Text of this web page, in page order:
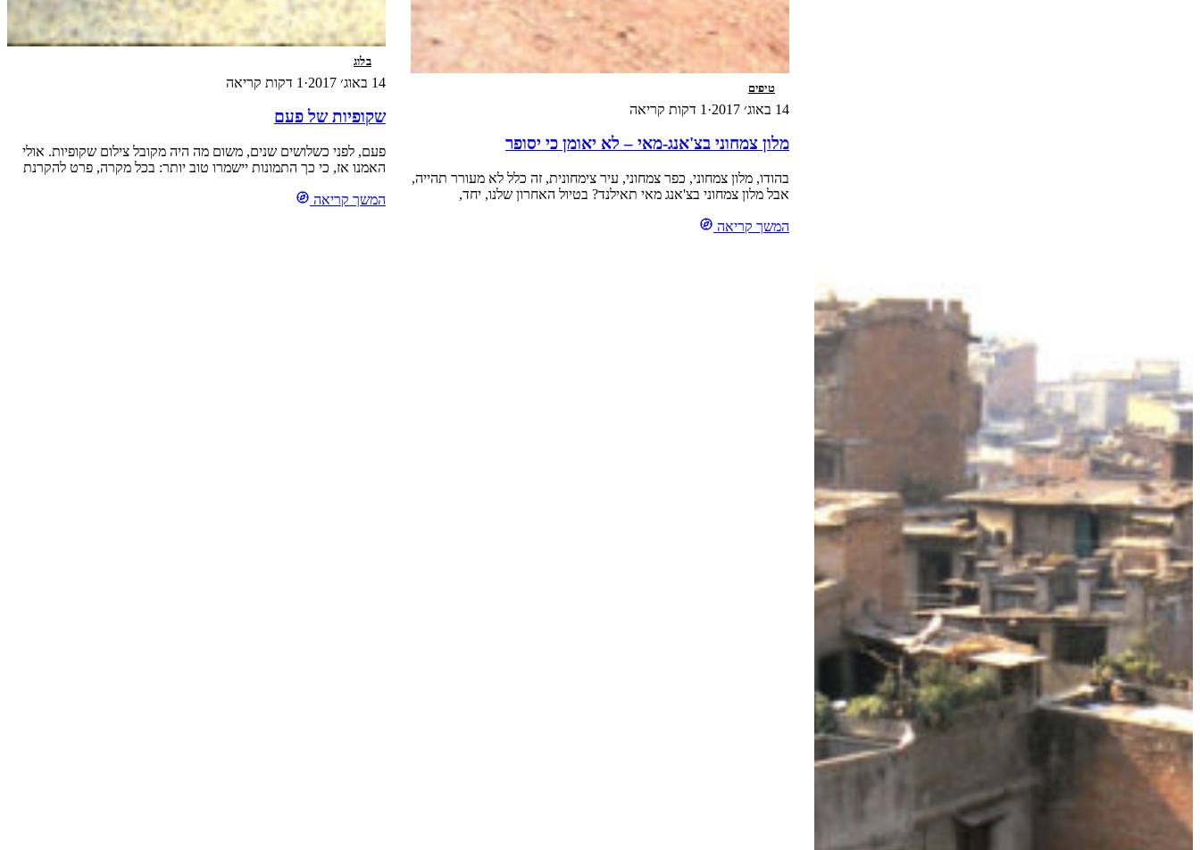
טיפים
14 באוג׳ 2017 · 1 דקות קריאה
מלון צמחוני בצ'אנג-מאי – לא יאומן כי יסופר
בהודו, מלון צמחוני, כפר צמחוני, עיר צימחונית, זה כלל לא מעורר תהייה,
אבל מלון צמחוני בצ'אנג מאי תאילנד? בטיול האחרון שלנו, יחד,
: גרין טייר האוס . הופתעתי כל כך מלמצוא מלון צמחוני, ככה פתאום.
המשך קריאה
בלוג
14 באוג׳ 2017 · 1 דקות קריאה
שקופיות של פעם
פעם, לפני כשלושים שנים, משום מה היה מקובל צילום שקופיות. אולי
האמנו אז, כי כך התמונות יישמרו טוב יותר: בכל מקרה, פרט להקרנת
וקהל… אחרת לשם מה טרחנו… וכך יצא, שהתמונות אשר נכלאו
המשך קריאה